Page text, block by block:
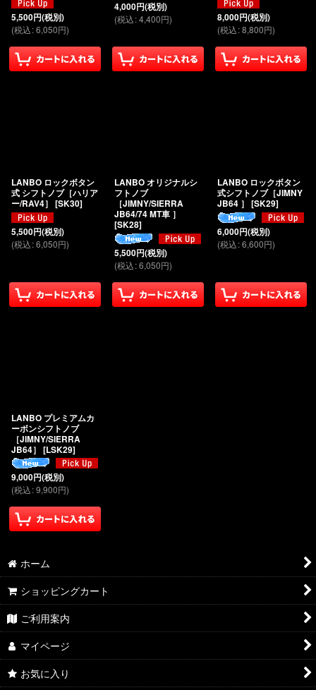
5,500円(税別)
(税込:6,050円)
4,000円(税別)
(税込:4,400円) 8,000円(税別)
(税込:8,800円)
LANBO ロックボタン
式 シフトノブ［ハリア
ー/RAV4］ [SK30]
5,500円(税別)
(税込:6,050円)
LANBO オリジナルシ
フトノブ
［JIMNY/SIERRA
JB64/74 MT車 ］
[SK28]
5,500円(税別)
(税込:6,050円)
LANBO ロックボタン
式シフトノブ［JIMNY
JB64 ］ [SK29]
6,000円(税別)
(税込:6,600円)
LANBO プレミアムカ
ーボンシフトノブ
［JIMNY/SIERRA
JB64］ [LSK29]
9,000円(税別)
(税込:9,900円)
ホーム
ショッピングカート
ご利用案内
マイページ
お気に入り